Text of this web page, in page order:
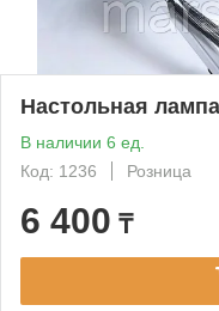
Настольная лампа
В наличии 6 ед.
Код: 1236
Розница
6 400 ₸